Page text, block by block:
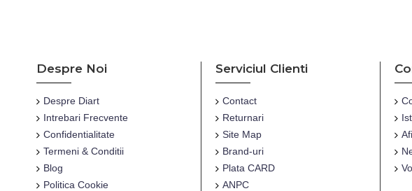
Despre Noi
Despre Diart
Intrebari Frecvente
Confidentialitate
Termeni & Conditii
Blog
Politica Cookie
Serviciul Clienti
Contact
Returnari
Site Map
Brand-uri
Plata CARD
ANPC